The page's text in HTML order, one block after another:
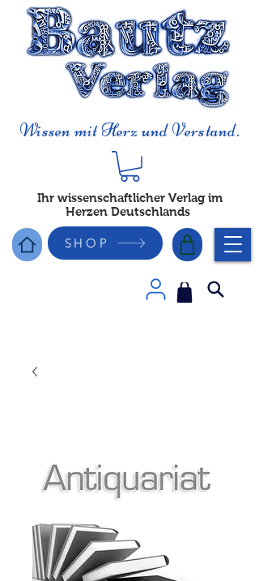
Wissen mit Herz und Verstand.
Ihr wissenschaftlicher Verlag im
Herzen Deutschlands
SHOP